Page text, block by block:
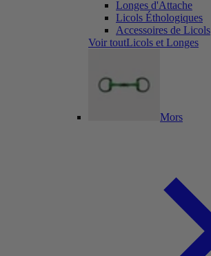
Longes d'Attache
Licols Éthologiques
Accessoires de Licols
Voir toutLicols et Longes
Mors